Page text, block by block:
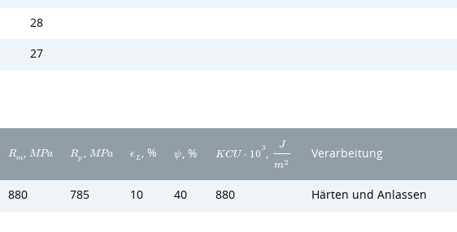
28
27
Rm , MPa Rp , MPa ϵ L, % ψ, % KCU ⋅ 10
3 ,
J
m2
Verarbeitung
880 785 10 40 880 Härten und Anlassen